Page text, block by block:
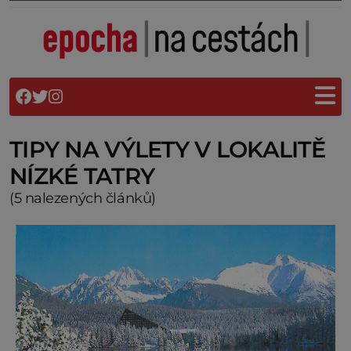
TIPY NA VÝLETY V LOKALITĚ
NÍZKÉ TATRY
(5 nalezených článků)